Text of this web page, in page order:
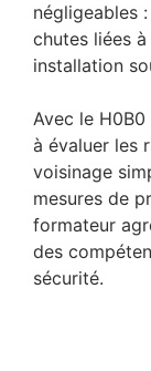
négligeables
chutes liées
installation
Avec le
à évaluer les
voisinage
mesures de
formateur
des
sécurité.